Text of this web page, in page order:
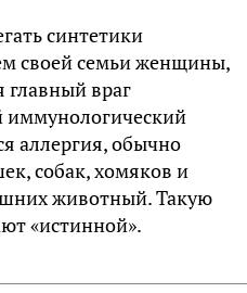
синтетики
своей семьи женщины,
главный враг
иммунологический
аллергия, обычно
собак, хомяков и
животный. Такую
«истинной».